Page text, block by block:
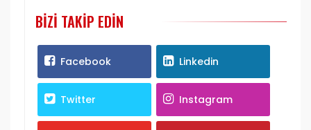
BIZI TAKIP EDIN
Facebook Linkedin
Twitter Instagram